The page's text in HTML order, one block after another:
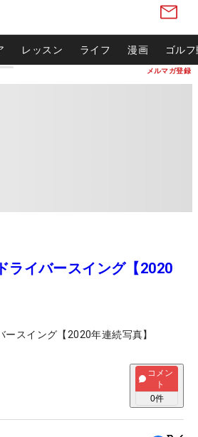
メルマガ登録
レッスン ライフ 漫画 ゴル
ライバースイング【2020
ースイング【2020年連続写真】
コメン
ト
0件